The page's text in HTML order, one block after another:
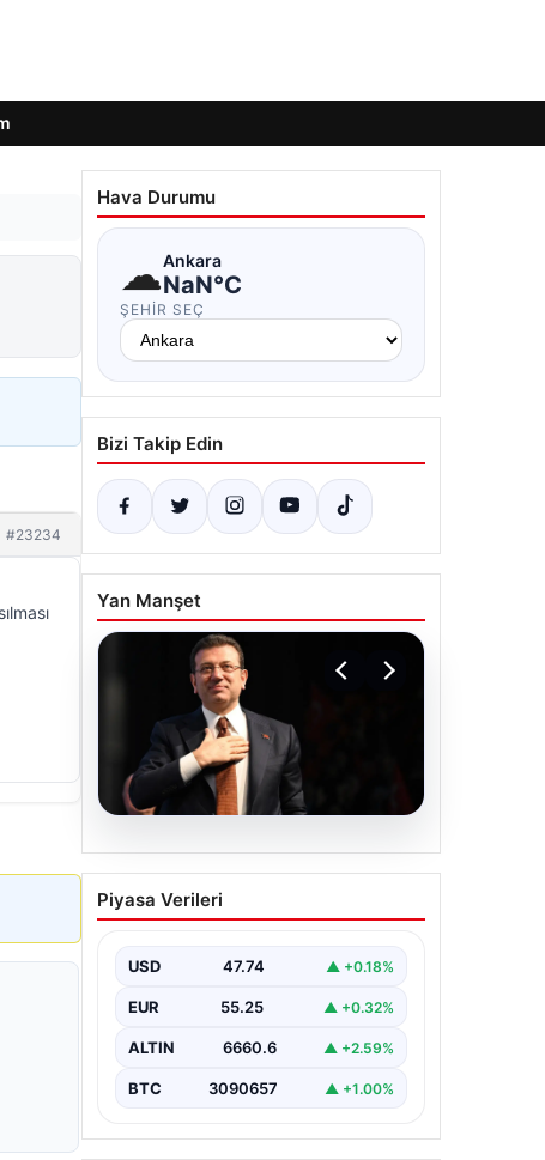
#23234
Hava Durumu
☁Ankara
NaN°C
ŞEHIR SEÇ
Bizi Takip Edin
Yan Manşet
06.08.2026
İBB Davası’nda yeni
gelişme: Tahliye kararı
Piyasa Verileri
USD 47.74 ▲ +0.18%
EUR 55.25 ▲ +0.32%
ALTIN 6660.6 ▲ +2.59%
BTC 3090657 ▲ +1.00%